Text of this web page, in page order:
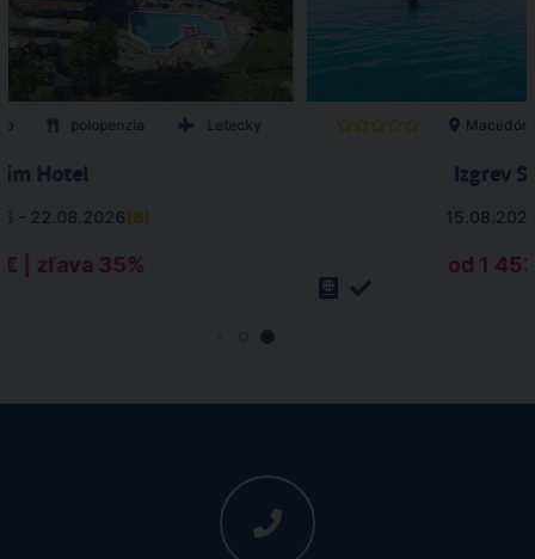
polopenzia Letecky
Hotel
- 22.08.2026(8)
| zľava 35%
Izgrev
od 1